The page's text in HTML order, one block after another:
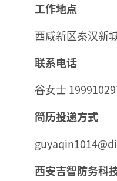
工作地点
西咸新区秦汉新
联系电话
谷女士
简历投递方式
西安吉智防务科